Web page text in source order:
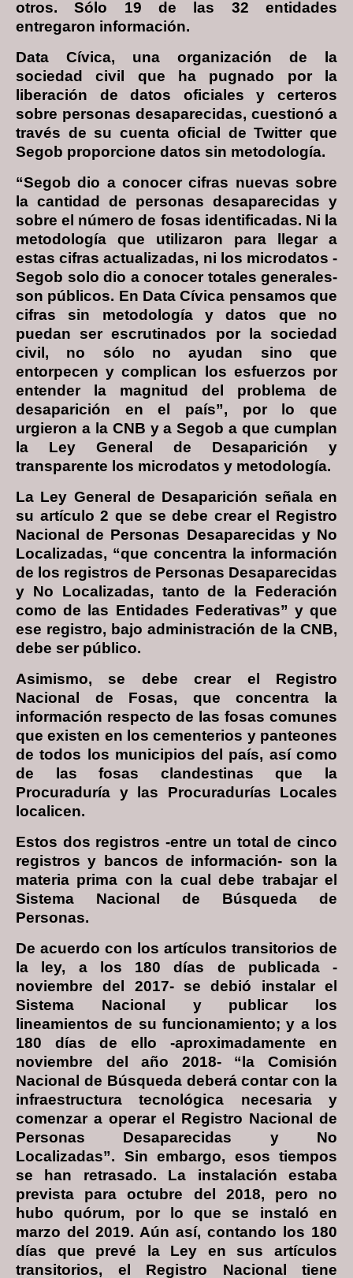
otros. Sólo 19 de las 32 entidades
entregaron información.
Data Cívica, una organización de la
sociedad civil que ha pugnado por la
liberación de datos oficiales y certeros
sobre personas desaparecidas, cuestionó a
través de su cuenta oficial de Twitter que
Segob proporcione datos sin metodología.
“Segob dio a conocer cifras nuevas sobre
la cantidad de personas desaparecidas y
sobre el número de fosas identificadas. Ni la
metodología que utilizaron para llegar a
estas cifras actualizadas, ni los microdatos -
Segob solo dio a conocer totales generales-
son públicos. En Data Cívica pensamos que
cifras sin metodología y datos que no
puedan ser escrutinados por la sociedad
civil, no sólo no ayudan sino que
entorpecen y complican los esfuerzos por
entender la magnitud del problema de
desaparición en el país”, por lo que
urgieron a la CNB y a Segob a que cumplan
la Ley General de Desaparición y
transparente los microdatos y metodología.
La Ley General de Desaparición señala en
su artículo 2 que se debe crear el Registro
Nacional de Personas Desaparecidas y No
Localizadas, “que concentra la información
de los registros de Personas Desaparecidas
y No Localizadas, tanto de la Federación
como de las Entidades Federativas” y que
ese registro, bajo administración de la CNB,
debe ser público.
Asimismo, se debe crear el Registro
Nacional de Fosas, que concentra la
información respecto de las fosas comunes
que existen en los cementerios y panteones
de todos los municipios del país, así como
de las fosas clandestinas que la
Procuraduría y las Procuradurías Locales
localicen.
Estos dos registros -entre un total de cinco
registros y bancos de información- son la
materia prima con la cual debe trabajar el
Sistema Nacional de Búsqueda de
Personas.
De acuerdo con los artículos transitorios de
la ley, a los 180 días de publicada -
noviembre del 2017- se debió instalar el
Sistema Nacional y publicar los
lineamientos de su funcionamiento; y a los
180 días de ello -aproximadamente en
noviembre del año 2018- “la Comisión
Nacional de Búsqueda deberá contar con la
infraestructura tecnológica necesaria y
comenzar a operar el Registro Nacional de
Personas Desaparecidas y No
Localizadas”. Sin embargo, esos tiempos
se han retrasado. La instalación estaba
prevista para octubre del 2018, pero no
hubo quórum, por lo que se instaló en
marzo del 2019. Aún así, contando los 180
días que prevé la Ley en sus artículos
transitorios, el Registro Nacional tiene